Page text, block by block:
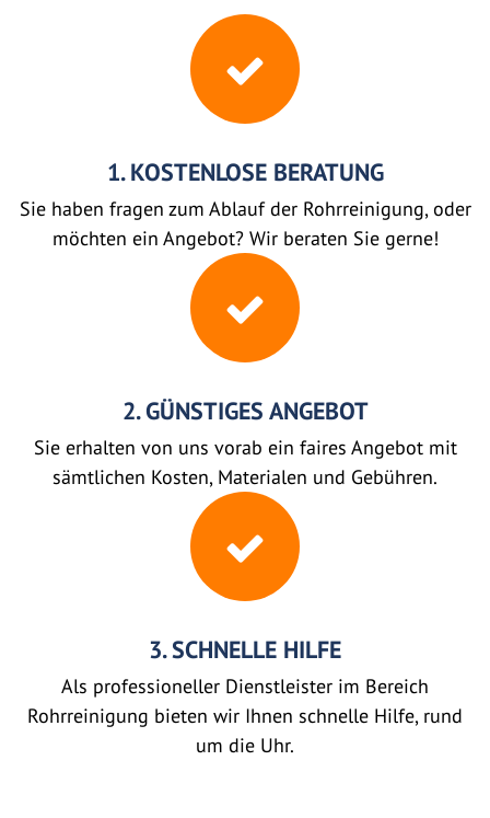
1. KOSTENLOSE BERATUNG
Sie haben fragen zum Ablauf der Rohrreinigung, oder
möchten ein Angebot? Wir beraten Sie gerne!
2. GÜNSTIGES ANGEBOT
Sie erhalten von uns vorab ein faires Angebot mit
sämtlichen Kosten, Materialen und Gebühren.
3. SCHNELLE HILFE
Als professioneller Dienstleister im Bereich
Rohrreinigung bieten wir Ihnen schnelle Hilfe, rund
um die Uhr.